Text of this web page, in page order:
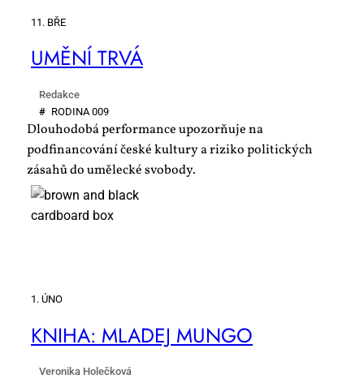
11. BŘE
UMĚ­NÍ TR­VÁ
Redakce
# RO­DI­NA 009
Dlouhodobá performance upozorňuje na
podfinancování české kultury a riziko politických
zásahů do umělecké svobody.
1. ÚNO
KNI­HA: MLA­DEJ MU­N­GO
Veronika Holečková